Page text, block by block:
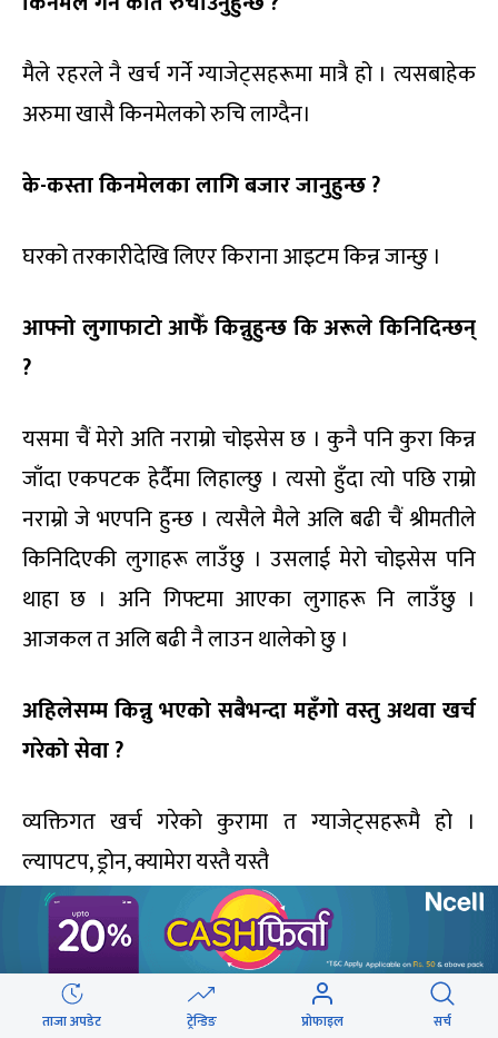
मैले रहरले नै खर्च गर्ने ग्याजेट्सहरूमा मात्रै हो । त्यसबाहेक
अरुमा खासै किनमेलको रुचि लाग्दैन।
के-कस्ता किनमेलका लागि बजार जानुहुन्छ ?
घरको तरकारीदेखि लिएर किराना आइटम किन्न जान्छु ।
आफ्नो लुगाफाटो आफैँ किन्नुहुन्छ कि अरूले किनिदिन्छन्
?
यसमा चैं मेरो अति नराम्रो चोइसेस छ । कुनै पनि कुरा किन्न
जाँदा एकपटक हेर्दैमा लिहाल्छु । त्यसो हुँदा त्यो पछि राम्रो
नराम्रो जे भएपनि हुन्छ । त्यसैले मैले अलि बढी चैं श्रीमतीले
किनिदिएकी लुगाहरू लाउँछु । उसलाई मेरो चोइसेस पनि
थाहा छ । अनि गिफ्टमा आएका लुगाहरू नि लाउँछु ।
आजकल त अलि बढी नै लाउन थालेको छु ।
अहिलेसम्म किन्नु भएको सबैभन्दा महँगो वस्तु अथवा खर्च
गरेको सेवा ?
व्यक्तिगत खर्च गरेको कुरामा त ग्याजेट्सहरूमै हो ।
ल्यापटप, ड्रोन, क्यामेरा यस्तै यस्तै
६.राजनीति
नेपालको राजनीति कस्तो लाग्छ ?
ताजा अपडेट ट्रेन्डिङ प्रोफाइल सर्च